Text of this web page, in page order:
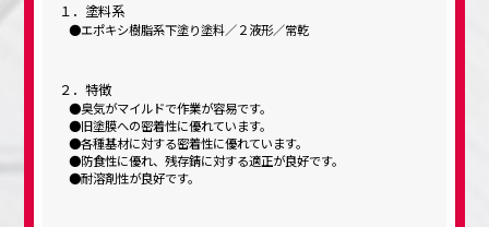
１．塗料系
エポキシ樹脂系下塗り塗料／２液形／常乾
２．特徴
臭気がマイルドで作業が容易です。
旧塗膜への密着性に優れています。
各種基材に対する密着性に優れています。
防食性に優れ、残存錆に対する適正が良好です。
耐溶剤性が良好です。